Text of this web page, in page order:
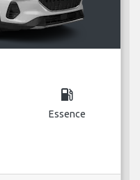
local_gas_station
Essence